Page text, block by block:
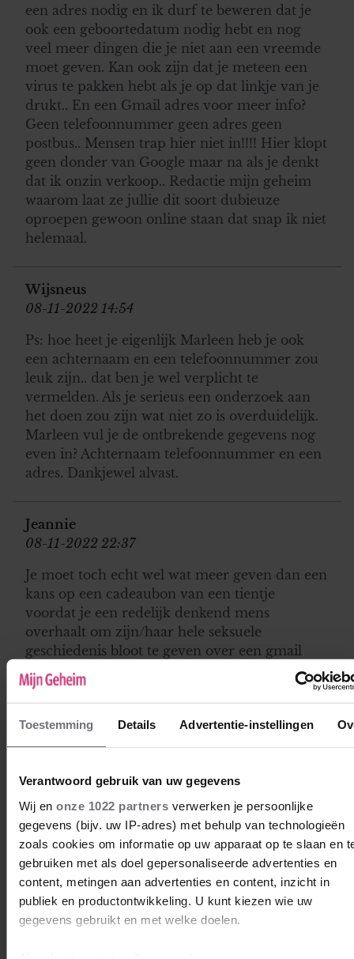
Toestemming Details Advertentie-instellingen
Verantwoord gebruik van uw gegevens
Wij en onze 1022 partnersverwerken je persoonlijke
gegevens (bijv. uw IP-adres) met behulp van technologieën
zoals cookies om informatie op uw apparaat op te slaan en
gebruiken met als doel gepersonaliseerde advertenties en
content, metingen aan advertenties en content, inzicht in
publiek en productontwikkeling. U kunt kiezen wie uw
gegevens gebruikt en met welke doelen.
een adres nodig en ik durf te beweren dat je
ook een geboortedatum nodig hebt en nog
veel meer dingen die je niet aan een vreemde
moet geven. Kan ook zijn dat je meteen een
virus te pakken hebt als je op dat linkje van je
drukt.. En een Gmail adres voor meer info?
Geen telefoonnummer geen adres geen
postbus.. Mensen trap hier niet in!!!! Hier klopt
geen donder van Google maar na als je denkt
dat ik onzin verkoop.. Redactie mijn geheim
waarom laat ze jullie dit soort dubieuze
oproepen gewoon online staan dat snap ik niet
helemaal.
Wijsneus
08-11-2022 14:54
Ps: hoe heet je eigenlijk Marleen heb je ook
een achternaam en een telefoonnummer zou
leuk zijn.. dat ben je wel verplicht te
vermelden. Als je serieus een onderzoek aan
het doen zou zijn wat niet zo is overduidelijk.
Marleen vul je de ontbrekende gegevens nog
even in? Achternaam telefoonnummer en een
adres. Dankjewel alvast.
Jeannie
08-11-2022 22:37
Je moet toch echt wel wat meer geven dan een
kans op een cadeaubon van een tientje
voordat je een redelijk denkend mens
overhaalt om zijn/haar hele seksuele
geschiedenis bloot te geven over een gmail
adres van een verder niet te traceren persoon
die zegt een 22-jarige studente te zijn. Sorry,
zelfs al had ik iets ranzigs te vertellen, dan
deed ik het nog niet. En mocht je echt echt
oprecht zijn, speel dit dan via je universiteit en
gekkies rond die je echt niet in je onderzoek
wilt hebben.
ELLEN
09-11-2022 07:05
Enige wat ik.kan toevoegen is dat ik.hoop dat
mensen de bovenstaande reacties lezen. Ik